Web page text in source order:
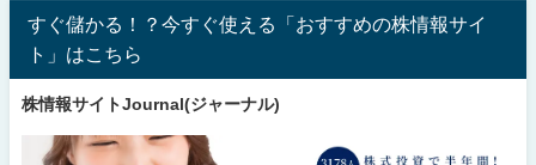
すぐ儲かる！？今すぐ使える「おすすめの株情報サイ
ト」はこちら
株情報サイトJournal(ジャーナル)